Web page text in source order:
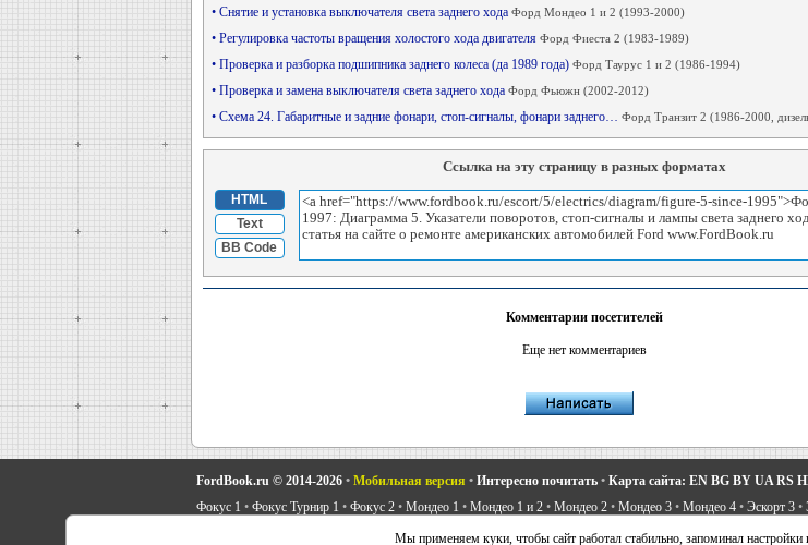
• Снятие и установка выключателя света заднего хода Форд Мондео 1 и 2 (1993-2000)
• Регулировка частоты вращения холостого хода двигателя Форд Фиеста 2 (1983-1989)
• Проверка и разборка подшипника заднего колеса (да 1989 года) Форд Таурус 1 и 2 (1986-1994)
• Проверка и замена выключателя света заднего хода Форд Фьюжн (2002-2012)
• Схема 24. Габаритные и задние фонари, стоп-сигналы, фонари заднего… Форд Транзит 2 (1986-2000,
Ссылка на эту страницу в разных форматах
HTML
Text
BB Code
Комментарии посетителей
Еще нет комментариев
FordBook.ru © 2014-2026 • Мобильная версия • Интересно почитать • Карта сайта: EN BG BY UA RS
Фокус 1 • Фокус Турнир 1 • Фокус 2 • Мондео 1 • Мондео 1 и 2 • Мондео 2 • Мондео 3 • Мондео 4 • Эскорт 3 •
Мы применяем куки, чтобы сайт работал стабильно, запоминал настройки